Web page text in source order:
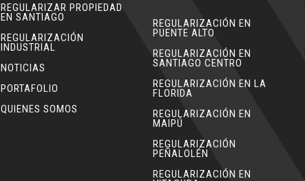
REGULARIZAR PROPIEDAD
EN SANTIAGO
REGULARIZACIÓN
INDUSTRIAL
NOTICIAS
PORTAFOLIO
QUIENES SOMOS
REGULARIZACIÓN EN
PUENTE ALTO
REGULARIZACIÓN EN
SANTIAGO CENTRO
REGULARIZACIÓN EN LA
FLORIDA
REGULARIZACIÓN EN
MAIPÚ
REGULARIZACIÓN
PEÑALOLÉN
REGULARIZACIÓN EN